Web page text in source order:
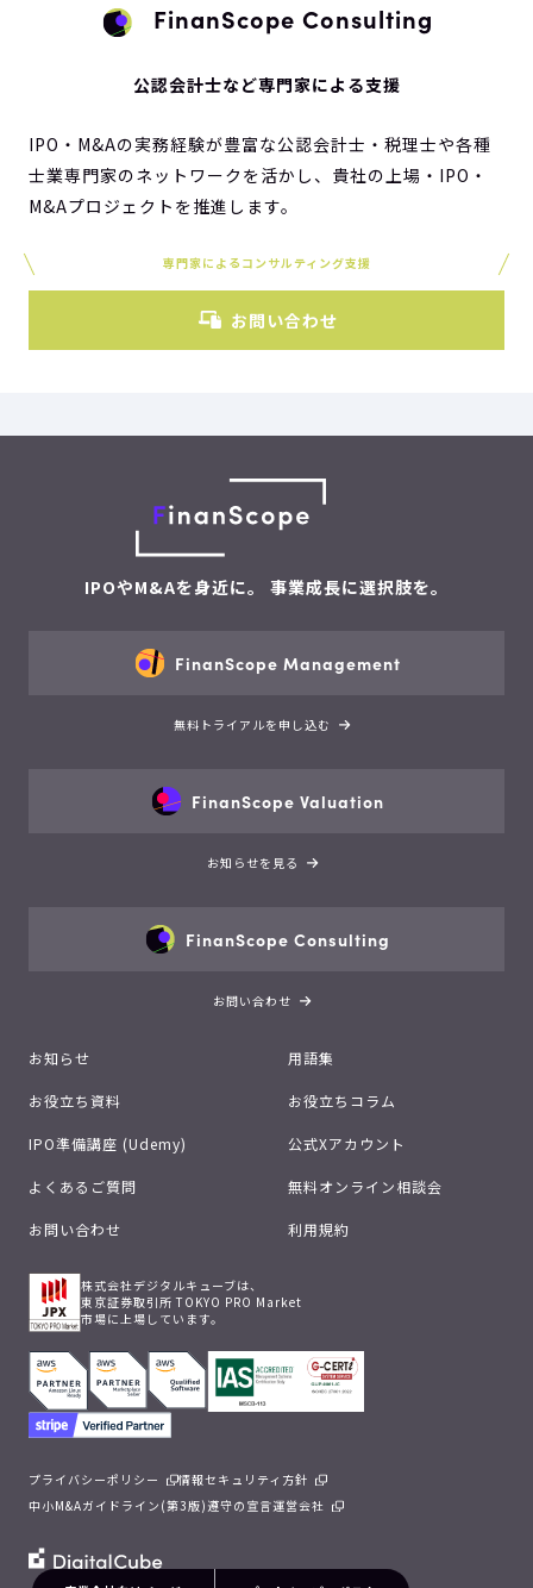
FinanScope Consulting
公認会計士など専門家による支援
IPO・M&Aの実務経験が豊富な公認会計士・税理士や各種
士業専門家のネットワークを活かし、貴社の上場・IPO・
M&Aプロジェクトを推進します。
専門家によるコンサルティング支援
お問い合わせ
IPOやM&Aを身近に。 事業成長に選択肢を。
FinanScope Management
無料トライアルを申し込む
FinanScope Valuation
お知らせを見る
FinanScope Consulting
お問い合わせ
お知らせ 用語集
お役立ち資料 お役立ちコラム
IPO準備講座 (Udemy) 公式Xアカウント
よくあるご質問 無料オンライン相談会
お問い合わせ 利用規約
株式会社デジタルキューブは、
東京証券取引所 TOKYO PRO Market
市場に上場しています。
プライバシーポリシー
情報セキュリティ方針
中小M&Aガイドライン(第3版)遵守の宣言運営会社